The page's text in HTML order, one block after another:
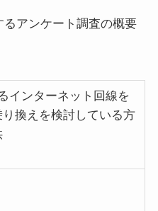
アンケート調査の概要
インターネット回線を
換えを検討している方